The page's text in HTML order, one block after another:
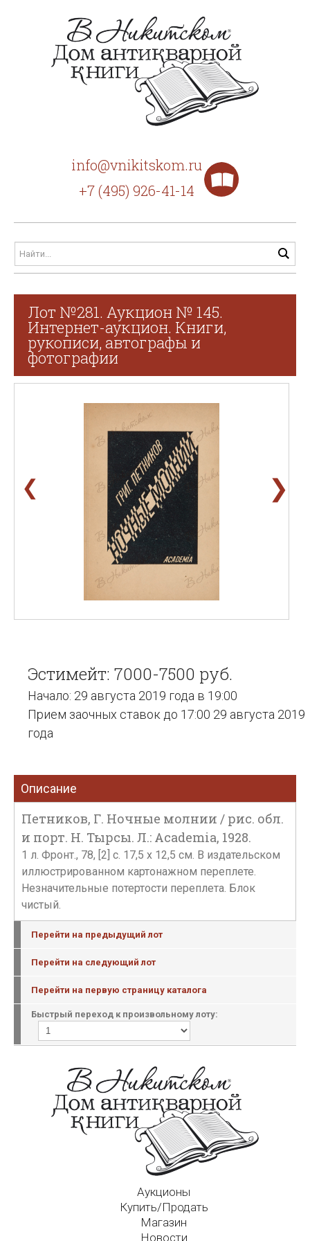
info@vnikitskom.ru
+7 (495) 926-41-14
Лот №281. Аукцион № 145.
Интернет-аукцион. Книги,
рукописи, автографы и
фотографии
❮ ❯
Эстимейт: 7000-7500 руб.
Начало: 29 августа 2019 года в 19:00
Прием заочных ставок до 17:00 29 августа 2019
года
Описание
Петников, Г. Ночные молнии / рис. обл.
и порт. Н. Тырсы. Л.: Academia, 1928.
1 л. Фронт., 78, [2] с. 17,5 х 12,5 см. В издательском
иллюстрированном картонажном переплете.
Незначительные потертости переплета. Блок
чистый.
Перейти на предыдущий лот
Перейти на следующий лот
Перейти на первую страницу каталога
Быстрый переход к произвольному лоту:
Аукционы
Купить/Продать
Магазин
Новости